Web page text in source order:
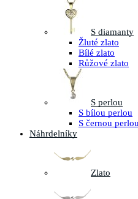
S diamanty
Žluté zlato
Bílé zlato
Růžové zlato
S perlou
S bílou perlou
S černou perlou
Náhrdelníky
Zlato